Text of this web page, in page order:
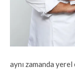
aynı zamanda